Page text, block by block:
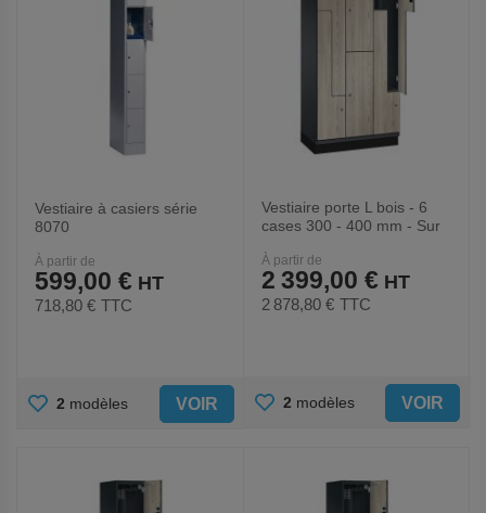
Vestiaire à casiers série
8070
À partir de
599,00 €
718,80 € TTC
AJOUTER
FAVORIS
2 modèles VOIR
Vestiaire porte L bois - 6
cases 300 - 400 mm - Sur
À partir de
2 399,00 €
2 878,80 € TTC
AJOUTER
FAVORIS
2 modèles VOIR